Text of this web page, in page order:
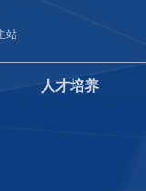
站
人才培养